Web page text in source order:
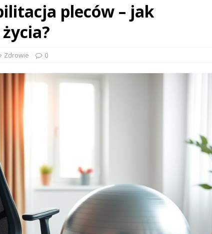
pleców – jak
Zdrowie 0